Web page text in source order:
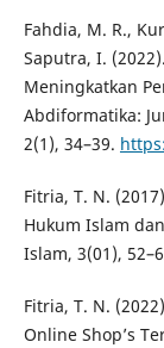
Fahdia, M. R.,
Saputra, I.
Meningkatkan
Abdiformatika:
2(1), 34–39.
Fitria, T. N.
Hukum Islam
Islam, 3(01),
Fitria, T. N.
Online Shop’s